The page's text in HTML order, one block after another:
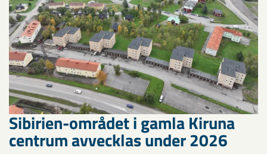
Sibirien-området i gamla Kiruna
centrum avvecklas under 2026